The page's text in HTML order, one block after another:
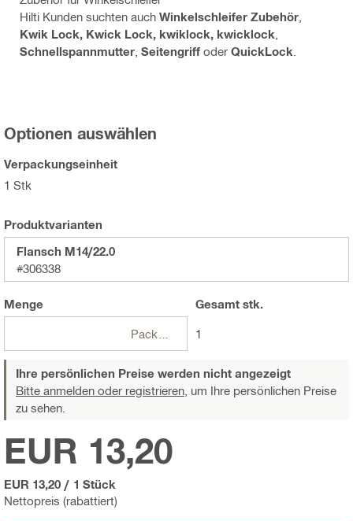
Hilti Kunden suchten auch Winkelschleifer Zubehör
Kwik Lock, Kwick Lock, kwiklock, kwicklock
Schnellspannmutter Seitengriff oder QuickLock
Optionen auswählen
Verpackungseinheit
1 Stk
Produktvarianten
Flansch M14/22.0
#306338
Menge
Packungen
Gesamtstk.
1
Ihre persönlichen Preise werden nicht angezeigt
Bitte anmelden oder registrieren, um Ihre persönlichen Preise
zu sehen.
Nettopreis (rabattiert)
EUR 13,20
EUR 13,20 / 1 Stück